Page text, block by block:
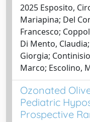
2025 Esposito,
Mariapina; Del
Francesco;
Di Mento,
Giorgia;
Marco; Escolino,
Ozonated
Pediatric
Prospective